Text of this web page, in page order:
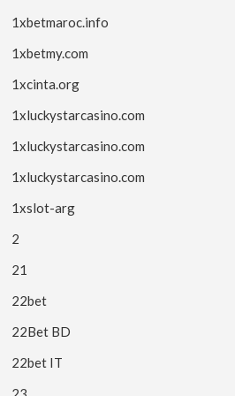
1xbetmaroc.info
1xbetmy.com
1xcinta.org
1xluckystarcasino.com
1xluckystarcasino.com
1xluckystarcasino.com
1xslot-arg
2
21
22bet
22Bet BD
22bet IT